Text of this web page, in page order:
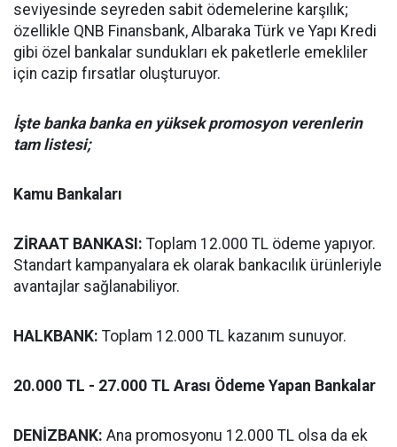
seviyesinde seyreden sabit ödemelerine karşılık;
özellikle QNB Finansbank, Albaraka Türk ve Yapı Kredi
gibi özel bankalar sundukları ek paketlerle emekliler
için cazip fırsatlar oluşturuyor.
İşte banka banka en yüksek promosyon verenlerin
tam listesi;
Kamu Bankaları
ZİRAAT BANKASI: Toplam 12.000 TL ödeme yapıyor.
Standart kampanyalara ek olarak bankacılık ürünleriyle
avantajlar sağlanabiliyor.
HALKBANK: Toplam 12.000 TL kazanım sunuyor.
20.000 TL - 27.000 TL Arası Ödeme Yapan Bankalar
DENİZBANK: Ana promosyonu 12.000 TL olsa da ek